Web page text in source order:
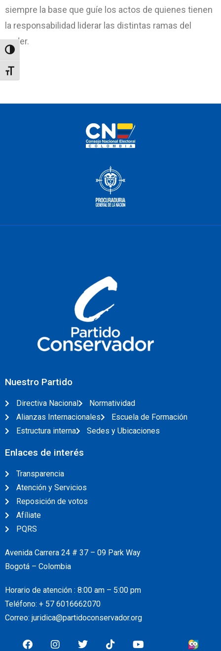
Toggle High Contrast
Toggle Font size
siempre la base que guíe los actos de quienes tienen
la responsabilidad liderar las distintas ramas del
poder.
Nuestro Partido
Directiva Nacional
Normatividad
Alianzas Internacionales
Escuela de Formación
Estructura interna
Sedes y Ubicaciones
Enlaces de interés
Transparencia
Atención y Servicios
Reposición de votos
Afíliate
PQRS
Avenida Carrera 24 # 37 – 09 Park Way
Bogotá – Colombia
Horario de atención : 8:00 am – 5:00 pm
Teléfono: + 57 6016662070
Correo: juridica@partidoconservador.org